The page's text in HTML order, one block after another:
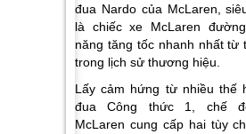
đua Nardo của McLaren,
là chiếc xe McLaren
năng tăng tốc nhanh nhất từ
trong lịch sử thương hiệu.
Lấy cảm hứng từ nhiều thế
đua Công thức 1, chế
McLaren cung cấp hai tùy